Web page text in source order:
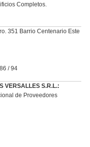
Completos.
351 Barrio Centenario Este
/ 94
VERSALLES S.R.L.:
de Proveedores